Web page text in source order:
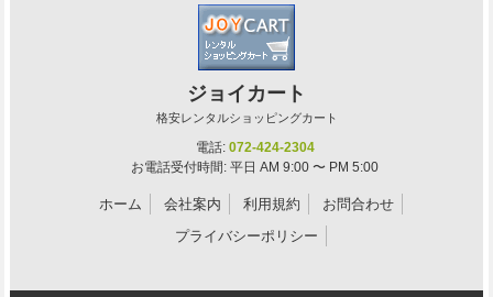
ジョイカート
格安レンタルショッピングカート
電話:072-424-2304
お電話受付時間: 平日 AM 9:00 〜 PM 5:00
ホーム 会社案内 利用規約
お問合わせ
プライバシーポリシー